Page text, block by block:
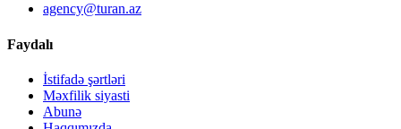
agency@turan.az
Faydalı
İstifadə şərtləri
Məxfilik siyasti
Abunə